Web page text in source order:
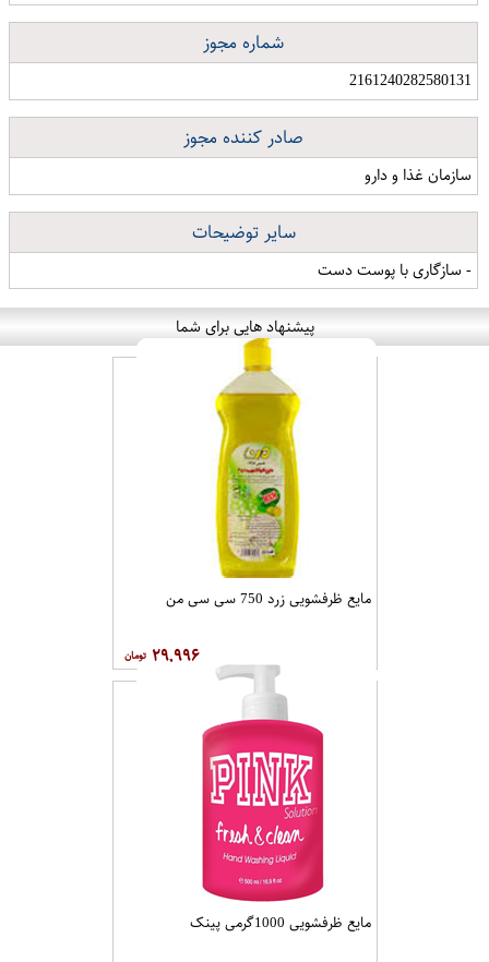
شماره مجوز
2161240282580131
صادر کننده مجوز
سازمان غذا و دارو
سایر توضیحات
- سازگاری با پوست دست
پیشنهاد هایی برای شما
مایع ظرفشویی زرد 750 سی سی من
۲۹,۹۹۶
مایع ظرفشویی 1000گرمی پینک